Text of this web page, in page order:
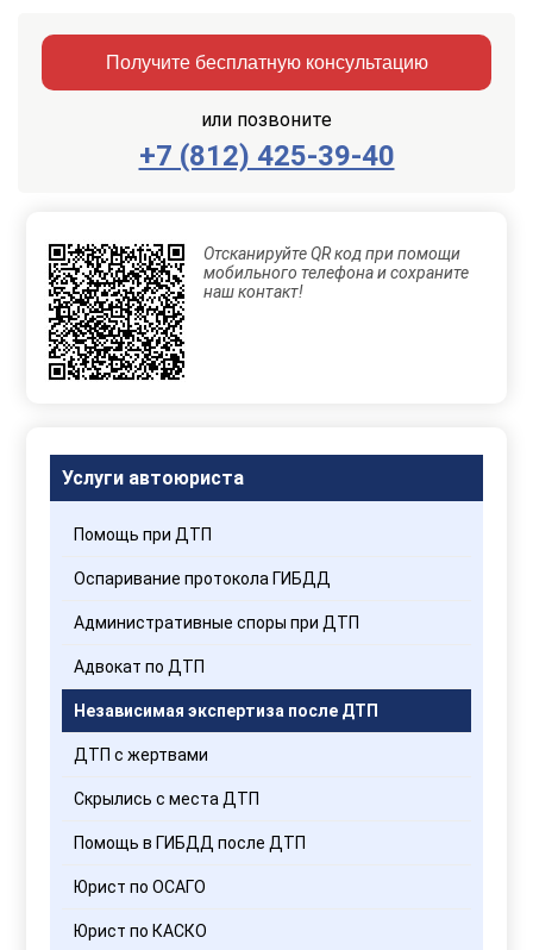
Получите бесплатную консультацию
или позвоните
+7 (812) 425-39-40
Заказать
Отправляя
данные,
Вы
соглашаетесь
с
Правилами
Отсканируйте QR код при помощи
мобильного телефона и сохраните
наш контакт!
Услуги автоюриста
Помощь при ДТП
Оспаривание протокола ГИБДД
Административные споры при ДТП
Адвокат по ДТП
Независимая экспертиза после ДТП
ДТП с жертвами
Скрылись с места ДТП
Помощь в ГИБДД после ДТП
Юрист по ОСАГО
Юрист по КАСКО